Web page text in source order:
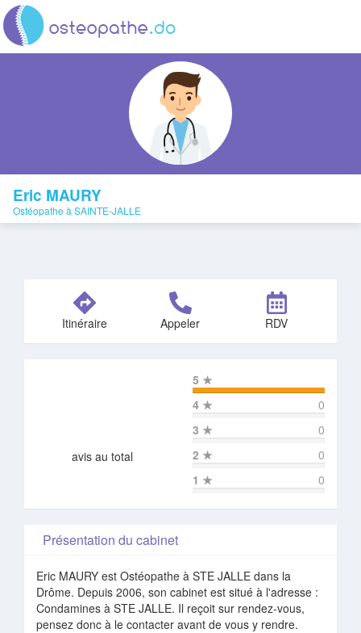
Eric MAURY
Ostéopathe à SAINTE-JALLE
Itinéraire Appeler RDV
avis au total
5 ★
4 ★
0
3 ★
0
2 ★
0
1 ★ 0
Présentation du cabinet
Eric MAURY est Ostéopathe à STE JALLE dans la
Drôme. Depuis 2006, son cabinet est situé à l'adresse :
Condamines à STE JALLE. Il reçoit sur rendez-vous,
pensez donc à le contacter avant de vous y rendre.